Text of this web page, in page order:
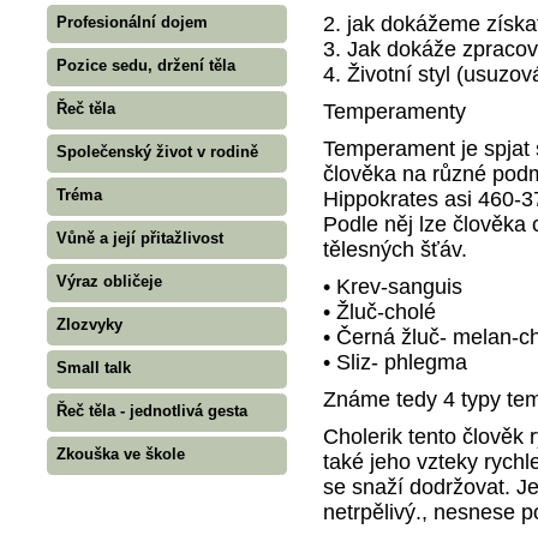
Profesionální dojem
Pozice sedu, držení těla
Řeč těla
Společenský život v rodině
Tréma
Vůně a její přitažlivost
Výraz obličeje
Zlozvyky
Small talk
Řeč těla - jednotlivá gesta
Zkouška ve škole
2. jak dokážeme
3. Jak dokáže
4. Životní styl
Temperamenty
Temperament je
člověka na různé
Hippokrates asi 460-
Podle něj lze člověka
tělesných šťáv.
• Krev-sanguis
• Žluč-cholé
• Černá žluč- melan-
• Sliz- phlegma
Známe tedy 4 typy
Cholerik tento člověk
také jeho vzteky
se snaží dodržovat.
netrpělivý., nesnese